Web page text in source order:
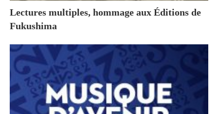
Lectures multiples, hommage aux Éditions de
Fukushima